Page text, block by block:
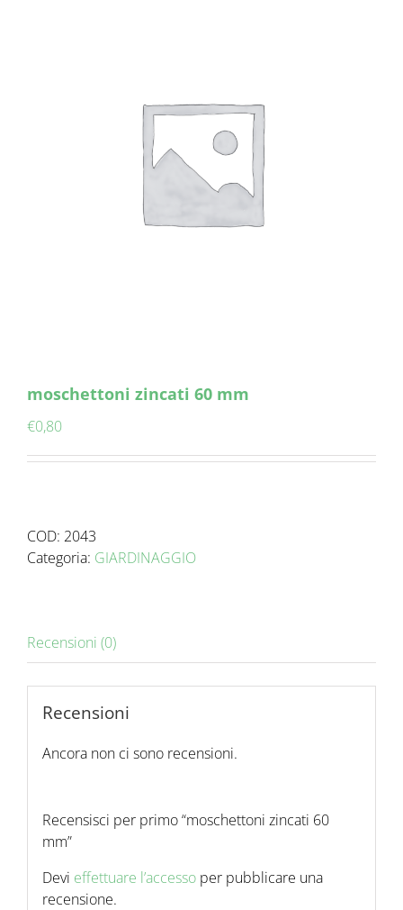
moschettoni zincati 60 mm
€0,80
COD: 2043
Categoria: GIARDINAGGIO
Recensioni (0)
Recensioni
Ancora non ci sono recensioni.
Recensisci per primo “moschettoni zincati 60
mm”
Devi effettuare l’accessoper pubblicare una
recensione.